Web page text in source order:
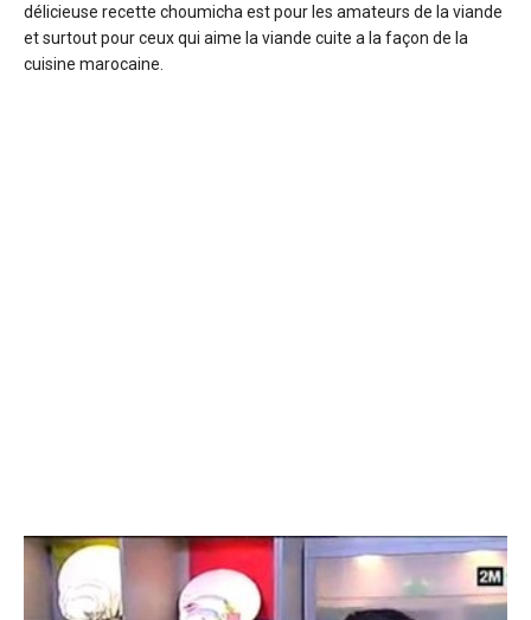
délicieuse recette choumicha est pour les amateurs de la viande
et surtout pour ceux qui aime la viande cuite a la façon de la
cuisine marocaine.